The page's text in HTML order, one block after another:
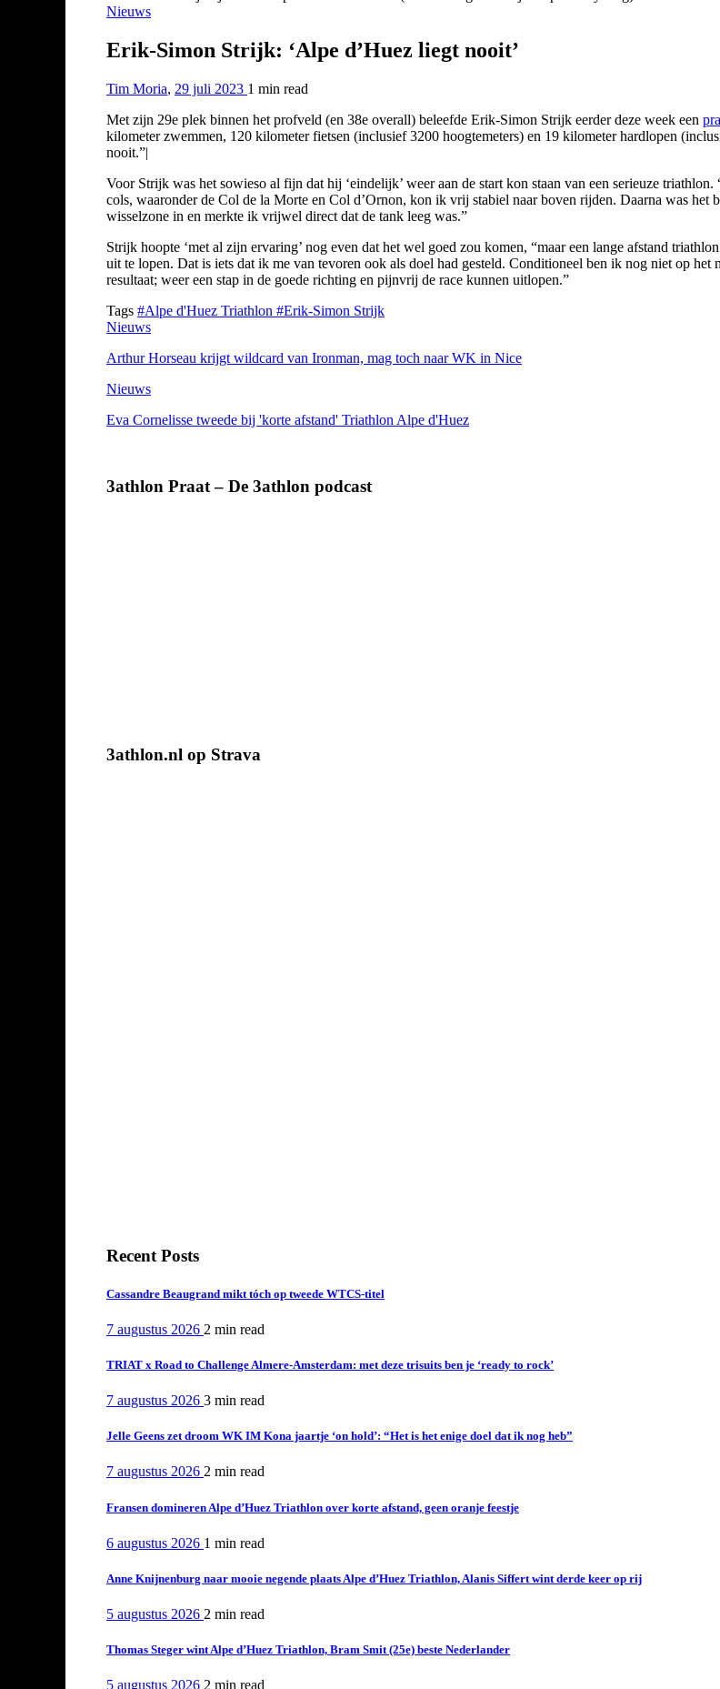
Nieuws
Erik-Simon Strijk: ‘Alpe d’Huez liegt nooit’
Tim Moria, 29 juli 2023 1 min read
Met zijn 29e plek binnen het profveld (en 38e overall) beleefde Erik-Simon Strijk eerder deze week een
kilometer zwemmen, 120 kilometer fietsen (inclusief 3200 hoogtemeters) en 19 kilometer hardlopen
nooit.”|
Voor Strijk was het sowieso al fijn dat hij ‘eindelijk’ weer aan de start kon staan van een serieuze
cols, waaronder de Col de la Morte en Col d’Ornon, kon ik vrij stabiel naar boven rijden. Daarna was
wisselzone in en merkte ik vrijwel direct dat de tank leeg was.”
Strijk hoopte ‘met al zijn ervaring’ nog even dat het wel goed zou komen, “maar een lange afstand
uit te lopen. Dat is iets dat ik me van tevoren ook als doel had gesteld. Conditioneel ben ik nog niet op
resultaat; weer een stap in de goede richting en pijnvrij de race kunnen uitlopen.”
Tags #Alpe d'Huez Triathlon #Erik-Simon Strijk
Nieuws
Arthur Horseau krijgt wildcard van Ironman, mag toch naar WK in Nice
Nieuws
Eva Cornelisse tweede bij 'korte afstand' Triathlon Alpe d'Huez
3athlon Praat – De 3athlon podcast
3athlon.nl op Strava
Recent Posts
Cassandre Beaugrand mikt tóch op tweede WTCS-titel
7 augustus 2026 2 min read
TRIAT x Road to Challenge Almere-Amsterdam: met deze trisuits ben je ‘ready to rock’
7 augustus 2026 3 min read
Jelle Geens zet droom WK IM Kona jaartje ‘on hold’: “Het is het enige doel dat ik nog heb”
7 augustus 2026 2 min read
Fransen domineren Alpe d’Huez Triathlon over korte afstand, geen oranje feestje
6 augustus 2026 1 min read
Anne Knijnenburg naar mooie negende plaats Alpe d’Huez Triathlon, Alanis Siffert wint derde keer op rij
5 augustus 2026 2 min read
Thomas Steger wint Alpe d’Huez Triathlon, Bram Smit (25e) beste Nederlander
5 augustus 2026 2 min read